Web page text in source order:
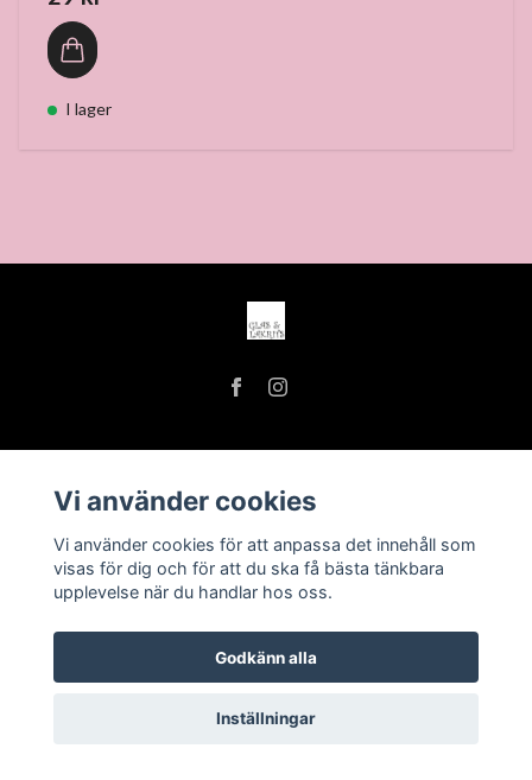
I lager
Köpvillkor
Öppettider
Vi använder cookies
Vi använder cookies för att anpassa det innehåll som
visas för dig och för att du ska få bästa tänkbara
upplevelse när du handlar hos oss.
Godkänn alla
Inställningar